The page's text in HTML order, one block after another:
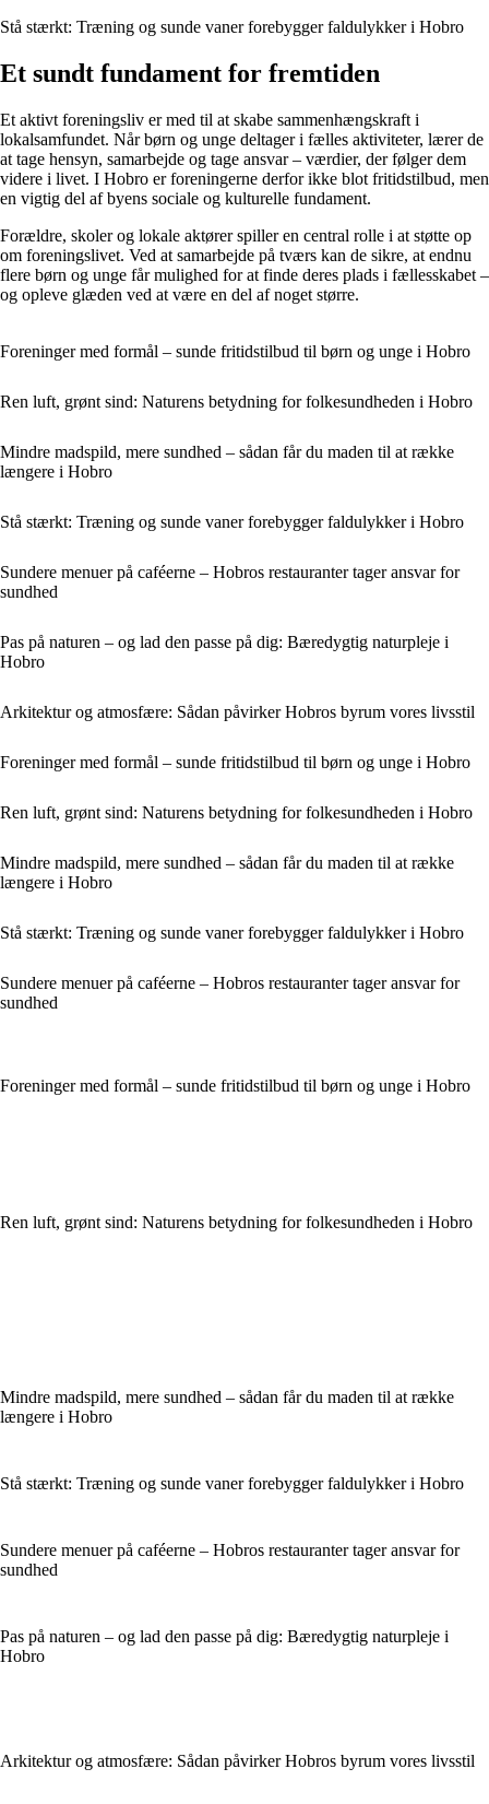
Stå stærkt: Træning og sunde vaner forebygger faldulykker i Hobro
Et sundt fundament for fremtiden
Et aktivt foreningsliv er med til at skabe sammenhængskraft i
lokalsamfundet. Når børn og unge deltager i fælles aktiviteter, lærer de
at tage hensyn, samarbejde og tage ansvar – værdier, der følger dem
videre i livet. I Hobro er foreningerne derfor ikke blot fritidstilbud, men
en vigtig del af byens sociale og kulturelle fundament.
Forældre, skoler og lokale aktører spiller en central rolle i at støtte op
om foreningslivet. Ved at samarbejde på tværs kan de sikre, at endnu
flere børn og unge får mulighed for at finde deres plads i fællesskabet –
og opleve glæden ved at være en del af noget større.
Foreninger med formål – sunde fritidstilbud til børn og unge i Hobro
Ren luft, grønt sind: Naturens betydning for folkesundheden i Hobro
Mindre madspild, mere sundhed – sådan får du maden til at række
længere i Hobro
Stå stærkt: Træning og sunde vaner forebygger faldulykker i Hobro
Sundere menuer på caféerne – Hobros restauranter tager ansvar for
sundhed
Pas på naturen – og lad den passe på dig: Bæredygtig naturpleje i
Hobro
Arkitektur og atmosfære: Sådan påvirker Hobros byrum vores livsstil
Foreninger med formål – sunde fritidstilbud til børn og unge i Hobro
Ren luft, grønt sind: Naturens betydning for folkesundheden i Hobro
Mindre madspild, mere sundhed – sådan får du maden til at række
længere i Hobro
Stå stærkt: Træning og sunde vaner forebygger faldulykker i Hobro
Sundere menuer på caféerne – Hobros restauranter tager ansvar for
sundhed
Foreninger med formål – sunde fritidstilbud til børn og unge i Hobro
Ren luft, grønt sind: Naturens betydning for folkesundheden i Hobro
Mindre madspild, mere sundhed – sådan får du maden til at række
længere i Hobro
Stå stærkt: Træning og sunde vaner forebygger faldulykker i Hobro
Sundere menuer på caféerne – Hobros restauranter tager ansvar for
sundhed
Pas på naturen – og lad den passe på dig: Bæredygtig naturpleje i
Hobro
Arkitektur og atmosfære: Sådan påvirker Hobros byrum vores livsstil